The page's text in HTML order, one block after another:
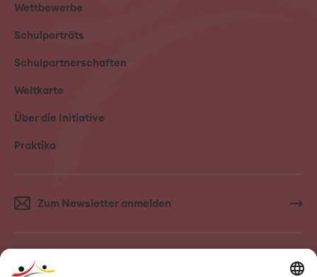
Wettbewerbe
Schulporträts
Schulpartnerschaften
Weltkarte
Über die Initiative
Praktika
Zum Newsletter anmelden